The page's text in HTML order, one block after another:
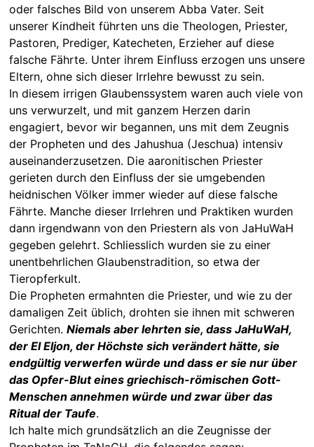
oder falsches Bild von unserem Abba Vater. Seit
unserer Kindheit führten uns die Theologen, Priester,
Pastoren, Prediger, Katecheten, Erzieher auf diese
falsche Fährte. Unter ihrem Einfluss erzogen uns unsere
Eltern, ohne sich dieser Irrlehre bewusst zu sein.
In diesem irrigen Glaubenssystem waren auch viele von
uns verwurzelt, und mit ganzem Herzen darin
engagiert, bevor wir begannen, uns mit dem Zeugnis
der Propheten und des Jahushua (Jeschua) intensiv
auseinanderzusetzen. Die aaronitischen Priester
gerieten durch den Einfluss der sie umgebenden
heidnischen Völker immer wieder auf diese falsche
Fährte. Manche dieser Irrlehren und Praktiken wurden
dann irgendwann von den Priestern als von JaHuWaH
gegeben gelehrt. Schliesslich wurden sie zu einer
unentbehrlichen Glaubenstradition, so etwa der
Tieropferkult.
Die Propheten ermahnten die Priester, und wie zu der
damaligen Zeit üblich, drohten sie ihnen mit schweren
Gerichten. Niemals aber lehrten sie, dass JaHuWaH,
der El Eljon, der Höchste sich verändert hätte, sie
endgültig verwerfen würde und dass er sie nur über
das Opfer-Blut eines griechisch-römischen Gott-
Menschen annehmen würde und zwar über das
Ritual der Taufe.
Ich halte mich grundsätzlich an die Zeugnisse der